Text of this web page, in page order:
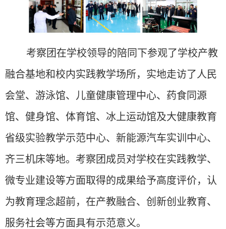
考察团在学校领导的陪同下参观了学校产教
融合基地和校内实践教学场所，实地走访了人民
会堂、游泳馆、儿童健康管理中心、药食同源
馆、健身馆、体育馆、冰上运动馆及大健康教育
省级实验教学示范中心、新能源汽车实训中心、
齐三机床等地。考察团成员对学校在实践教学、
微专业建设等方面取得的成果给予高度评价，认
为教育理念超前，在产教融合、创新创业教育、
服务社会等方面具有示范意义。